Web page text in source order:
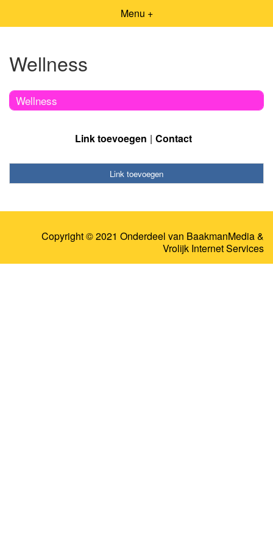
Menu +
Wellness
Wellness
Link toevoegen Contact
Link toevoegen
Copyright © 2021 Onderdeel van BaakmanMedia&
Vrolijk Internet Services